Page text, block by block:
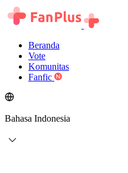
Beranda
Vote
Komunitas
Fanfic
Bahasa Indonesia